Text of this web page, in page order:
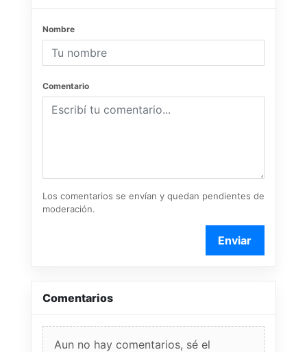
Nombre
Comentario
Los comentarios se envían y quedan pendientes de
moderación.
Enviar
Comentarios
Aun no hay comentarios, sé el